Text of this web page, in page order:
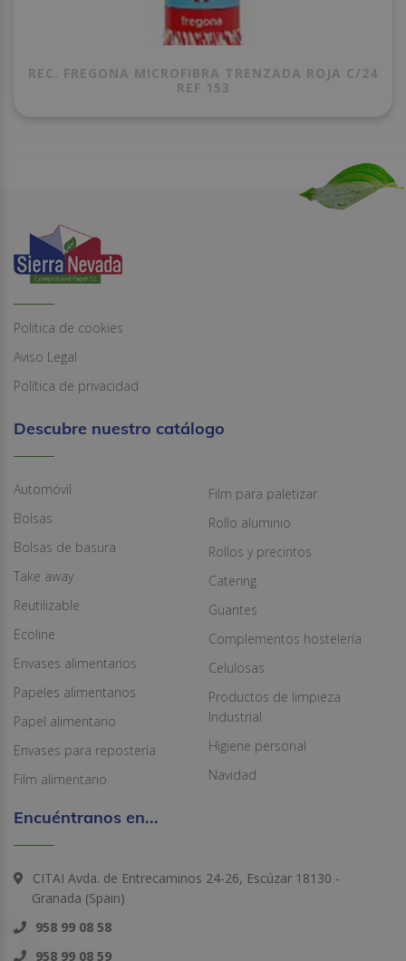
REC. FREGONA MICROFIBRA TRENZADA ROJA C/24
REF 153
Política de cookies
Aviso Legal
Política de privacidad
Descubre nuestro catálogo
Automóvil
Bolsas
Bolsas de basura
Take away
Reutilizable
Ecoline
Envases alimentarios
Papeles alimentarios
Papel alimentario
Envases para repostería
Film alimentario
Film para paletizar
Rollo aluminio
Rollos y precintos
Catering
Guantes
Complementos hostelería
Celulosas
Productos de limpieza
Industrial
Higiene personal
Navidad
Encuéntranos en...
CITAI Avda. de Entrecaminos 24-26, Escúzar 18130 -
Granada (Spain)
958 99 08 58
958 99 08 59